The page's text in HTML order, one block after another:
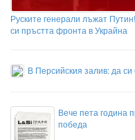
Руските генерали лъжат
си пръстта фронта в Украйна
В Персийския залив: да
Вече пета година
победа